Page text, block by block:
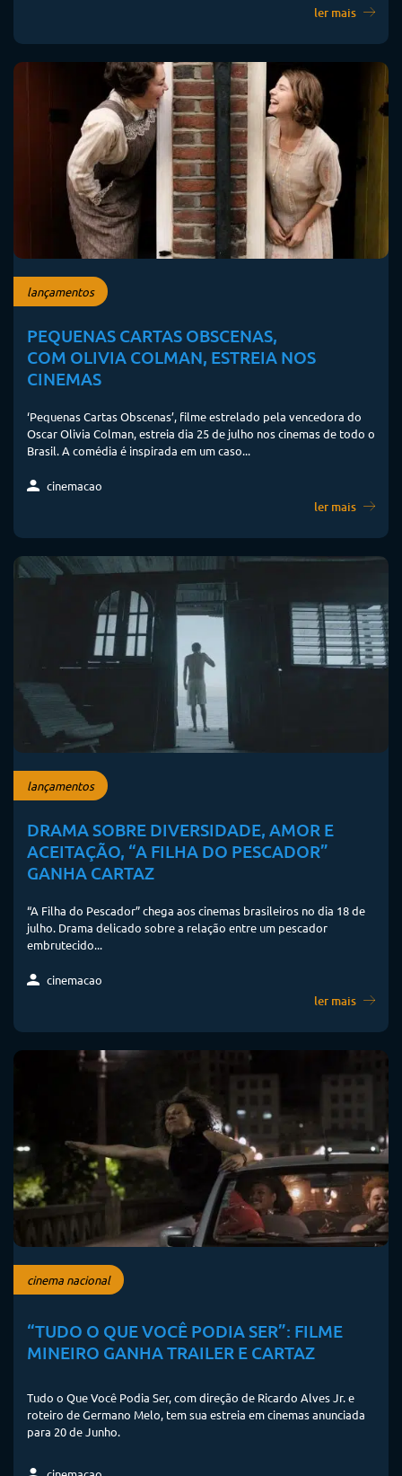
ler mais
lançamentos
PEQUENAS CARTAS OBSCENAS,
COM OLIVIA COLMAN, ESTREIA NOS
CINEMAS
‘Pequenas Cartas Obscenas’, filme estrelado pela vencedora do
Oscar Olivia Colman, estreia dia 25 de julho nos cinemas de todo o
Brasil. A comédia é inspirada em um caso...
cinemacao
ler mais
lançamentos
DRAMA SOBRE DIVERSIDADE, AMOR E
ACEITAÇÃO, “A FILHA DO PESCADOR”
GANHA CARTAZ
“A Filha do Pescador” chega aos cinemas brasileiros no dia 18 de
julho. Drama delicado sobre a relação entre um pescador
embrutecido...
cinemacao
ler mais
cinema nacional
“TUDO O QUE VOCÊ PODIA SER”: FILME
MINEIRO GANHA TRAILER E CARTAZ
Tudo o Que Você Podia Ser, com direção de Ricardo Alves Jr. e
roteiro de Germano Melo, tem sua estreia em cinemas anunciada
para 20 de Junho.